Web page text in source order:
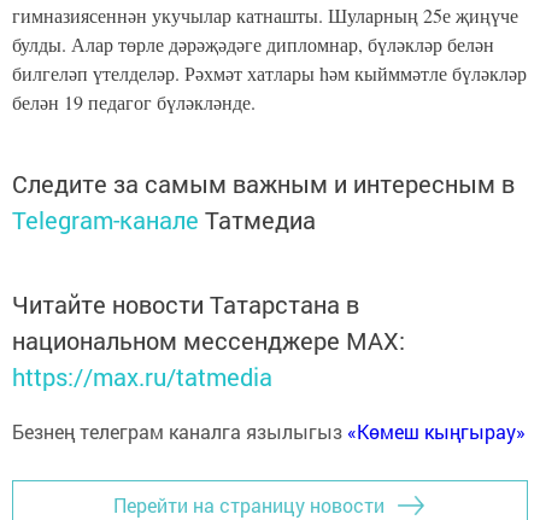
гимназиясеннән укучылар катнашты. Шуларның 25е җиңүче
булды. Алар төрле дәрәҗәдәге дипломнар, бүләкләр белән
билгеләп үтелделәр. Рәхмәт хатлары һәм кыйммәтле бүләкләр
белән 19 педагог бүләкләнде.
Следите за самым важным и интересным в
Telegram-канале Татмедиа
Читайте новости Татарстана в
национальном мессенджере MАХ:
https://max.ru/tatmedia
Безнең телеграм каналга язылыгыз «Көмеш кыңгырау»
Перейти на страницу новости